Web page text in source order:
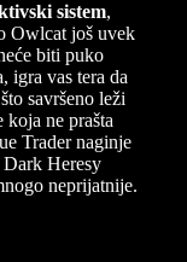
sistem,
Owlcat još uvek
biti puko
igra vas tera da
savršeno leži
ne prašta
Trader naginje
Heresy
neprijatnije.